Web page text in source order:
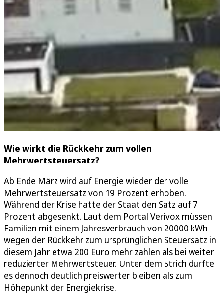
Wie wirkt die Rückkehr zum vollen
Mehrwertsteuersatz?
Ab Ende März wird auf Energie wieder der volle
Mehrwertsteuersatz von 19 Prozent erhoben.
Während der Krise hatte der Staat den Satz auf 7
Prozent abgesenkt. Laut dem Portal Verivox müssen
Familien mit einem Jahresverbrauch von 20000 kWh
wegen der Rückkehr zum ursprünglichen Steuersatz in
diesem Jahr etwa 200 Euro mehr zahlen als bei weiter
reduzierter Mehrwertsteuer. Unter dem Strich dürfte
es dennoch deutlich preiswerter bleiben als zum
Höhepunkt der Energiekrise.